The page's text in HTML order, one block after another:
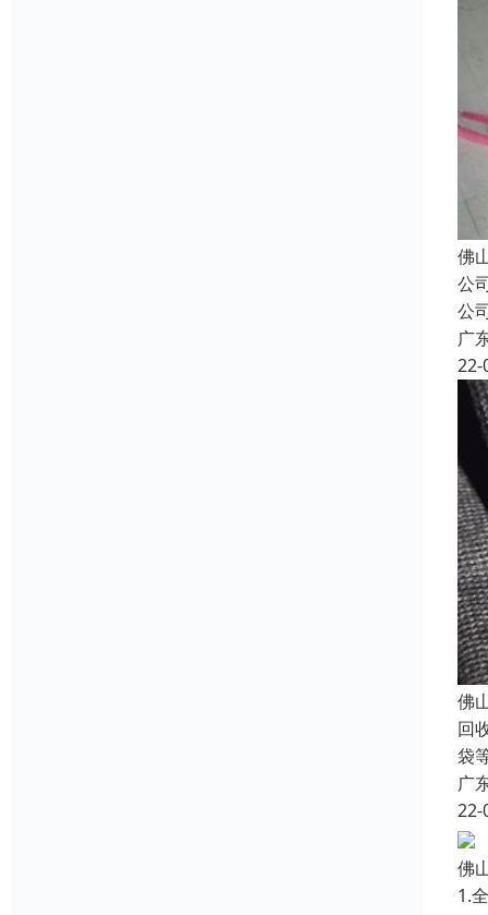
佛
公
公
广
22-
佛
回
袋
广
22-
佛
1.